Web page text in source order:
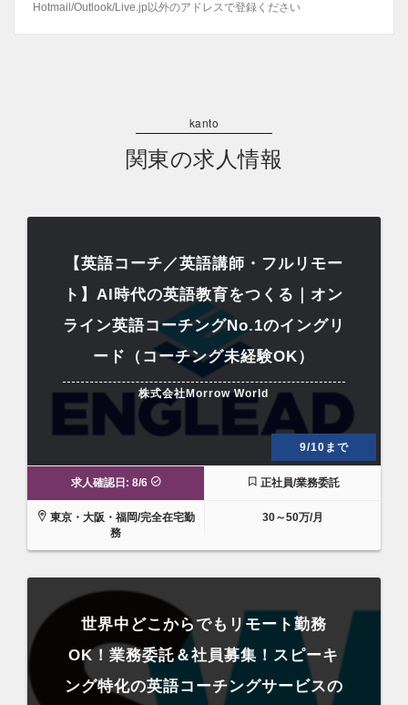
Hotmail/Outlook/Live.jp以外のアドレスで登録ください
関東の求人情報
【英語コーチ／英語講師・フルリモー
ト】AI時代の英語教育をつくる｜オン
ライン英語コーチングNo.1のイングリ
ード（コーチング未経験OK）
株式会社Morrow World
9/10まで
求人確認日: 8/6 正社員/業務委託
東京・大阪・福岡/完全在宅勤
務
30～50万/月
世界中どこからでもリモート勤務
OK！業務委託＆社員募集！スピーキ
ング特化の英語コーチングサービスの